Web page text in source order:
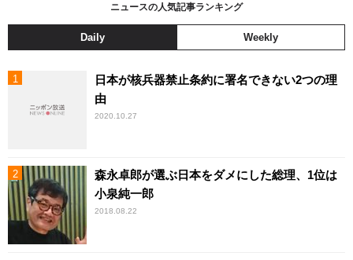
ニュースの人気記事ランキング
Daily Weekly
日本が核兵器禁止条約に署名できない2つの理
由
2020.10.27
森永卓郎が選ぶ日本をダメにした総理、1位は
小泉純一郎
2018.08.22